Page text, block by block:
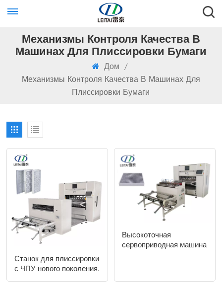
Механизмы Контроля Качества В
Машинах Для Плиссировки Бумаги
Дом
/
Механизмы Контроля Качества В Машинах Для
Плиссировки Бумаги
Станок для плиссировки
с ЧПУ нового поколения.
Высокоточная
сервоприводная машина